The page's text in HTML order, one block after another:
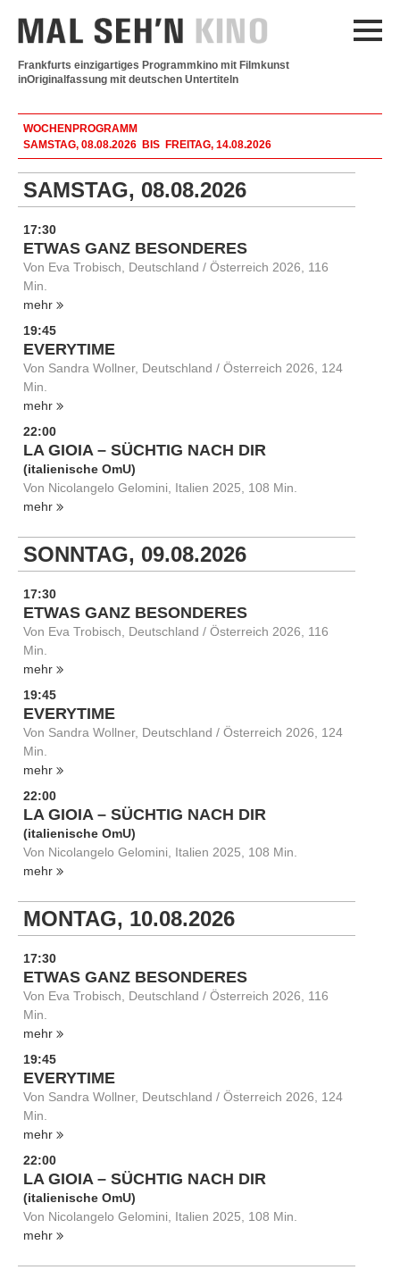
Frankfurts einzigartiges Programmkino mit Filmkunst
inOriginalfassung mit deutschen Untertiteln
WOCHENPROGRAMM
SAMSTAG, 08.08.2026 BIS FREITAG, 14.08.2026
SAMSTAG, 08.08.2026
17:30
ETWAS GANZ BESONDERES
Von Eva Trobisch, Deutschland / Österreich 2026, 116
Min.
mehr
19:45
EVERYTIME
Von Sandra Wollner, Deutschland / Österreich 2026, 124
Min.
mehr
22:00
LA GIOIA – SÜCHTIG NACH DIR
(italienische OmU)
Von Nicolangelo Gelomini, Italien 2025, 108 Min.
mehr
SONNTAG, 09.08.2026
17:30
ETWAS GANZ BESONDERES
Von Eva Trobisch, Deutschland / Österreich 2026, 116
Min.
mehr
19:45
EVERYTIME
Von Sandra Wollner, Deutschland / Österreich 2026, 124
Min.
mehr
22:00
LA GIOIA – SÜCHTIG NACH DIR
(italienische OmU)
Von Nicolangelo Gelomini, Italien 2025, 108 Min.
mehr
MONTAG, 10.08.2026
17:30
ETWAS GANZ BESONDERES
Von Eva Trobisch, Deutschland / Österreich 2026, 116
Min.
mehr
19:45
EVERYTIME
Von Sandra Wollner, Deutschland / Österreich 2026, 124
Min.
mehr
22:00
LA GIOIA – SÜCHTIG NACH DIR
(italienische OmU)
Von Nicolangelo Gelomini, Italien 2025, 108 Min.
mehr